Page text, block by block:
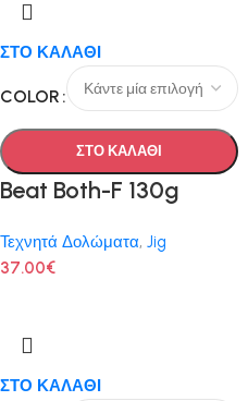
ΣΤΟ ΚΑΛΑΘΙ
COLOR
ΣΤΟ ΚΑΛΑΘΙ
Beat Both-F 130g
Τεχνητά Δολώματα, Jig
37.00€
ΣΤΟ ΚΑΛΑΘΙ